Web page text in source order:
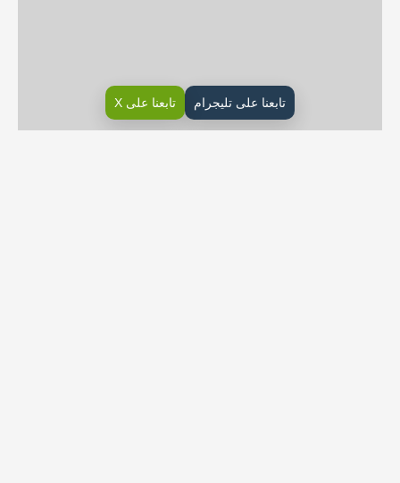
تابعنا على تليجرام تابعنا على X